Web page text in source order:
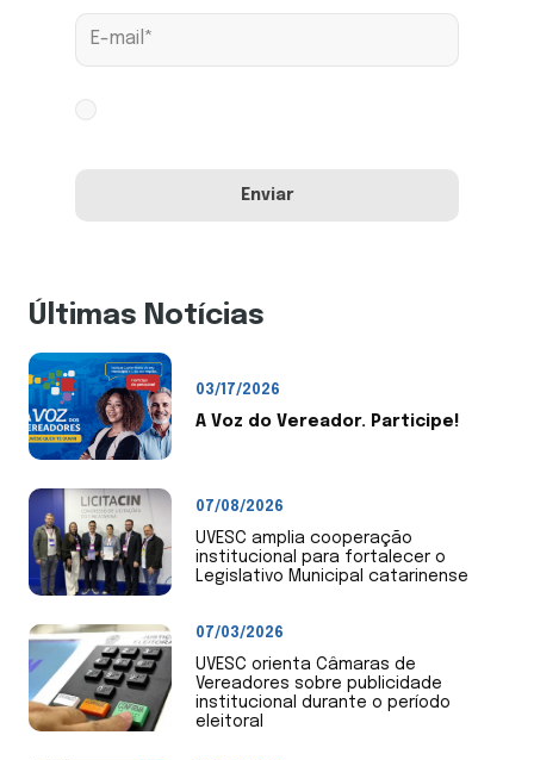
Últimas Notícias
03/17/2026
A Voz do Vereador. Participe!
07/08/2026
UVESC amplia cooperação
institucional para fortalecer o
Legislativo Municipal catarinense
07/03/2026
UVESC orienta Câmaras de
Vereadores sobre publicidade
institucional durante o período
eleitoral